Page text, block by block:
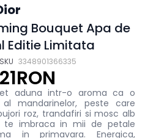
SKU 3348901366335
Bouquet Apa de
Editie Limitata
aduna intr-o aroma ca o
mandarinelor, peste care
roz, trandafiri si mosc alb
te imbraca in mii de petale
in primavara. Energica,